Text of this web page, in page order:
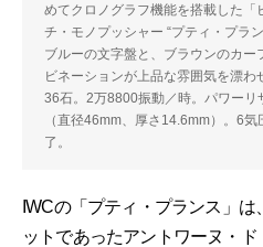
めてクロノグラフ機能を搭載した「
チ・モノプッシャー “プティ・プラ
ブルーの文字盤と、ブラウンのカー
ビネーションが上品な雰囲気を漂わ
36石。2万8800振動／時。パワーリ
（直径46mm、厚さ14.6mm）。6
了。
IWCの「プティ・プランス」
ットであったアントワーヌ・